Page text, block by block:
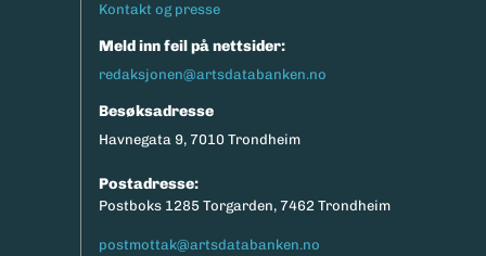
Kontakt og presse
Meld inn feil på nettsider:
redaksjonen@artsdatabanken.no
Besøksadresse
Havnegata 9, 7010 Trondheim
Postadresse:
Postboks 1285 Torgarden, 7462 Trondheim
postmottak@artsdatabanken.no